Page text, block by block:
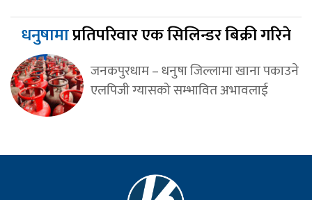
धनुषामाप्रतिपरिवार एक सिलिन्डर बिक्री गरिने
जनकपुरधाम – धनुषा जिल्लामा खाना पकाउने
एलपिजी ग्यासको सम्भावित अभावलाई